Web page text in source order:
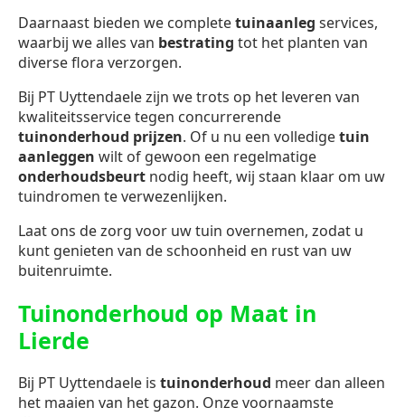
Daarnaast bieden we completetuinaanleg services,
waarbij we alles van bestrating tot het planten van
diverse flora verzorgen.
Bij PT Uyttendaele zijn we trots op het leveren van
kwaliteitsservice tegen concurrerende
tuinonderhoud prijzen. Of u nu een volledigetuin
aanleggen wilt of gewoon een regelmatige
onderhoudsbeurt nodig heeft, wij staan klaar om uw
tuindromen te verwezenlijken.
Laat ons de zorg voor uw tuin overnemen, zodat u
kunt genieten van de schoonheid en rust van uw
buitenruimte.
Tuinonderhoud op Maat in
Lierde
Bij PT Uyttendaele is tuinonderhoud meer dan alleen
het maaien van het gazon. Onze voornaamste